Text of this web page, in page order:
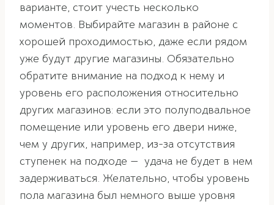
варианте, стоит учесть несколько
моментов. Выбирайте магазин в районе с
хорошей проходимостью, даже если рядом
уже будут другие магазины. Обязательно
обратите внимание на подход к нему и
уровень его расположения относительно
других магазинов: если это полуподвальное
помещение или уровень его двери ниже,
чем у других, например, из-за отсутствия
ступенек на подходе — удача не будет в нем
задерживаться. Желательно, чтобы уровень
пола магазина был немного выше уровня